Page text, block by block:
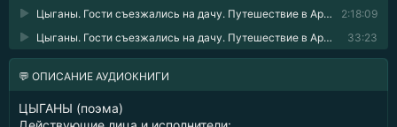
2:18:09
Цыганы. Гости съезжались на дачу. Путешествие в Арзрум 05
33:23
Цыганы. Гости съезжались на дачу. Путешествие в Арзрум 06
💬 ОПИСАНИЕ АУДИОКНИГИ
ЦЫГАНЫ (поэма)